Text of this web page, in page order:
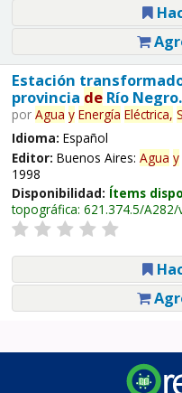
Estación
provincia deRío Negro.
por Agua y Energía Eléctrica,
Idioma: Español
Editor: Buenos Aires: Agua y
1998
Disponibilidad: Ítems
topográfica: 621.374.5/A282/